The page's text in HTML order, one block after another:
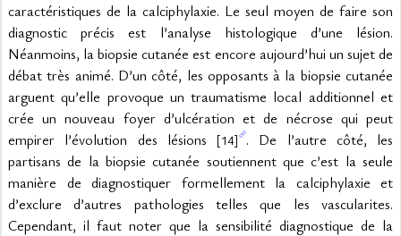
caractéristiques de la calciphylaxie. Le seul moyen de faire son
diagnostic précis est l’analyse histologique d’une lésion.
Néanmoins, la biopsie cutanée est encore aujourd’hui un sujet de
débat très animé. D’un côté, les opposants à la biopsie cutanée
arguent qu’elle provoque un traumatisme local additionnel et
crée un nouveau foyer d’ulcération et de nécrose qui peut
empirer l’évolution des lésions [14] . De l’autre côté, les
partisans de la biopsie cutanée soutiennent que c’est la seule
manière de diagnostiquer formellement la calciphylaxie et
d’exclure d’autres pathologies telles que les vascularites.
Cependant, il faut noter que la sensibilité diagnostique de la